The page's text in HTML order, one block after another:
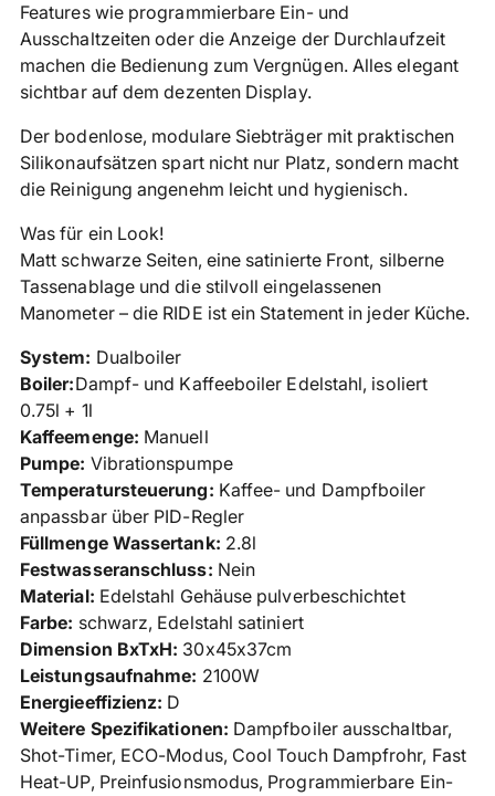
Features wie programmierbare Ein- und
Ausschaltzeiten oder die Anzeige der Durchlaufzeit
machen die Bedienung zum Vergnügen. Alles elegant
sichtbar auf dem dezenten Display.
Der bodenlose, modulare Siebträger mit praktischen
Silikonaufsätzen spart nicht nur Platz, sondern macht
die Reinigung angenehm leicht und hygienisch.
Was für ein Look!
Matt schwarze Seiten, eine satinierte Front, silberne
Tassenablage und die stilvoll eingelassenen
Manometer – die RIDE ist ein Statement in jeder Küche.
System: Dualboiler
Boiler:Dampf- und Kaffeeboiler Edelstahl, isoliert
0.75l + 1l
Kaffeemenge: Manuell
Pumpe: Vibrationspumpe
Temperatursteuerung: Kaffee- und Dampfboiler
anpassbar über PID-Regler
Füllmenge Wassertank: 2.8l
Festwasseranschluss: Nein
Material: Edelstahl Gehäuse pulverbeschichtet
Farbe: schwarz, Edelstahl satiniert
Dimension BxTxH: 30x45x37cm
Leistungsaufnahme: 2100W
Energieeffizienz: D
Weitere Spezifikationen: Dampfboiler ausschaltbar,
Shot-Timer, ECO-Modus, Cool Touch Dampfrohr, Fast
Heat-UP, Preinfusionsmodus, Programmierbare Ein-